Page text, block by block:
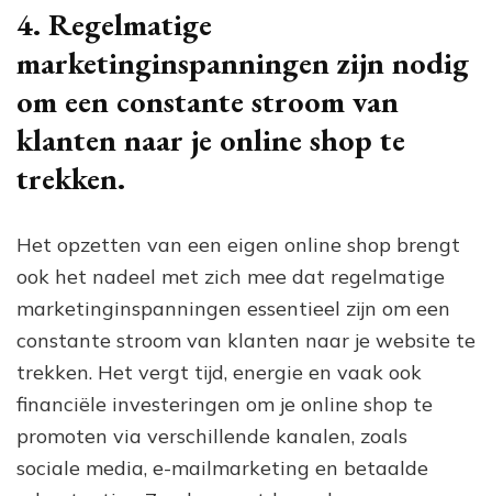
4. Regelmatige
marketinginspanningen zijn nodig
om een constante stroom van
klanten naar je online shop te
trekken.
Het opzetten van een eigen online shop brengt
ook het nadeel met zich mee dat regelmatige
marketinginspanningen essentieel zijn om een
constante stroom van klanten naar je website te
trekken. Het vergt tijd, energie en vaak ook
financiële investeringen om je online shop te
promoten via verschillende kanalen, zoals
sociale media, e-mailmarketing en betaalde